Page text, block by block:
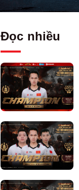
Đọc nhiều